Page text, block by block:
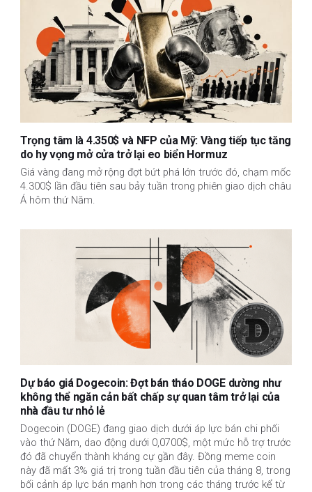
Trọng tâm là 4.350$ và NFP của Mỹ: Vàng tiếp tục tăng
do hy vọng mở cửa trở lại eo biển Hormuz
Giá vàng đang mở rộng đợt bứt phá lớn trước đó, chạm mốc
4.300$ lần đầu tiên sau bảy tuần trong phiên giao dịch châu
Á hôm thứ Năm.
Dự báo giá Dogecoin: Đợt bán tháo DOGE dường như
không thể ngăn cản bất chấp sự quan tâm trở lại của
nhà đầu tư nhỏ lẻ
Dogecoin (DOGE) đang giao dịch dưới áp lực bán chi phối
vào thứ Năm, dao động dưới 0,0700$, một mức hỗ trợ trước
đó đã chuyển thành kháng cự gần đây. Đồng meme coin
này đã mất 3% giá trị trong tuần đầu tiên của tháng 8, trong
bối cảnh áp lực bán mạnh hơn trong các tháng trước kể từ